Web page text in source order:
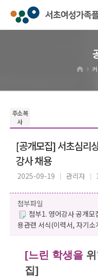
›
주소복
사
[공개모집] 서초심리
강사 채용
2025-09-19 관리자
첨부파일
첨부1. 영어강사 공개
용관련 서식(이력서, 자기
[느린 학생을
집]